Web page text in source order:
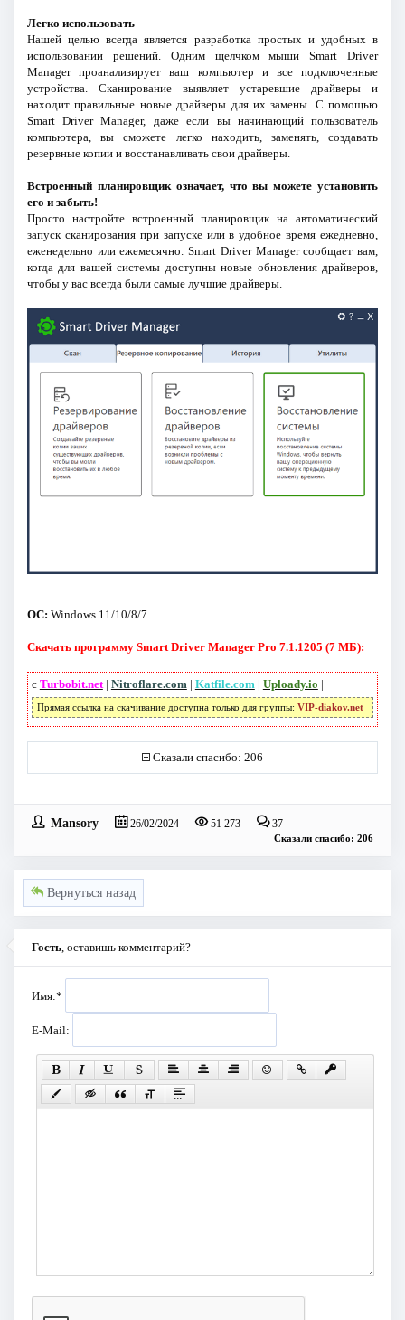
Легко использовать
Нашей целью всегда является разработка простых и удобных в
использовании решений. Одним щелчком мыши Smart Driver
Manager проанализирует ваш компьютер и все подключенные
устройства. Сканирование выявляет устаревшие драйверы и
находит правильные новые драйверы для их замены. С помощью
Smart Driver Manager, даже если вы начинающий пользователь
компьютера, вы сможете легко находить, заменять, создавать
резервные копии и восстанавливать свои драйверы.
Встроенный планировщик означает, что вы можете установить
его и забыть!
Просто настройте встроенный планировщик на автоматический
запуск сканирования при запуске или в удобное время ежедневно,
еженедельно или ежемесячно. Smart Driver Manager сообщает вам,
когда для вашей системы доступны новые обновления драйверов,
чтобы у вас всегда были самые лучшие драйверы.
ОС: Windows 11/10/8/7
Скачать программу Smart Driver Manager Pro 7.1.1205 (7 МБ):
с Turbobit.net| Nitroflare.com| Katfile.com| Uploady.io |
Прямая ссылка на скачивание доступна только для группы: VIP-diakov.net
Сказали спасибо: 206
Mansory 26/02/2024 51 273 37
Сказали спасибо: 206
Вернуться назад
Гость, оставишь комментарий?
Имя:*
E-Mail: